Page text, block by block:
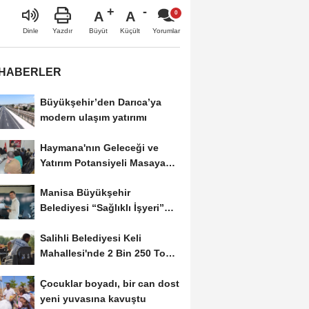
Dinle Yazdır
A
Büyüt
A
Küçült Yorumlar
Büyükşehir’den Darıca’ya
modern ulaşım yatırımı
Haymana'nın Geleceği ve
Yatırım Potansiyeli Masaya
Manisa Büyükşehir
Belediyesi “Sağlıklı İşyeri”
Salihli Belediyesi Keli
Mahallesi'nde 2 Bin 250 Ton
Çocuklar boyadı, bir can dost
yeni yuvasına kavuştu